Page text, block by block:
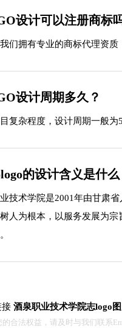
设计可以注册商标
们拥有专业的商标代理资
设计周期多久？
复杂程度，设计周期一般为
的设计含义是什么
技术学院是2001年由甘肃
人为根本，以服务发展为
接 酒泉职业技术学院志logo
合法权益，请及时与我们联系